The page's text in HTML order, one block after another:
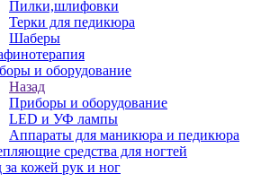
Пилки,шлифовки
Терки для педикюра
Шаберы
и оборудование
Назад
Приборы и оборудование
LED и УФ лампы
Аппараты для маникюра и педикюра
средства для ногтей
за кожей рук и ног